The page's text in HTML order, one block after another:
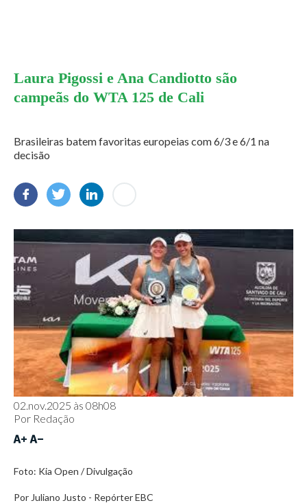
Laura Pigossi e Ana Candiotto são
campeãs do WTA 125 de Cali
Brasileiras batem favoritas europeias com 6/3 e 6/1 na
decisão
02.nov.2025 às 08h08
Por Redação
Foto: Kia Open / Divulgação
Por Juliano Justo - Repórter EBC